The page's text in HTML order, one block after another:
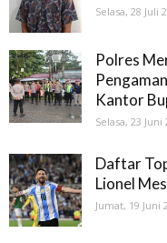
Selasa, 28 Juli
Polres
Kantor
Selasa, 23 Juni
Daftar
Lionel
Jumat, 19 Juni